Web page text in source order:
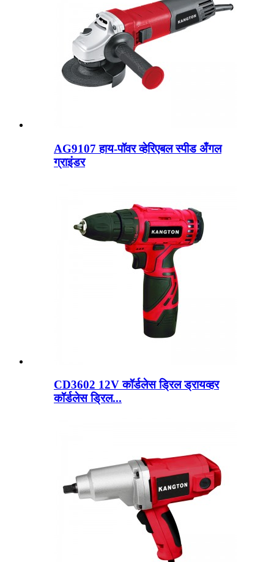
AG9107 हाय-पॉवर व्हेरिएबल स्पीड अँगल
ग्राइंडर
CD3602 12V कॉर्डलेस ड्रिल ड्रायव्हर
कॉर्डलेस ड्रिल...